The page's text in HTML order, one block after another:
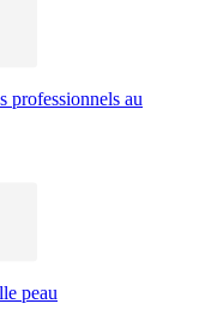
professionnels au
peau